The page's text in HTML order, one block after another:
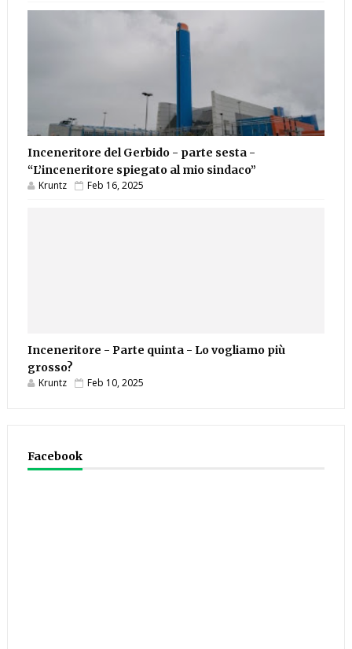
Inceneritore del Gerbido - parte sesta -
“L’inceneritore spiegato al mio sindaco”
Kruntz Feb 16, 2025
Inceneritore - Parte quinta - Lo vogliamo più
grosso?
Kruntz Feb 10, 2025
Facebook